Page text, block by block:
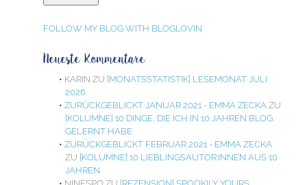
FOLLOW MY BLOG WITH BLOGLOVIN
Neueste Kommentare
KARIN ZU [MONATSSTATISTIK] LESEMONAT JULI
2026
ZURÜCKGEBLICKT JANUAR 2021 - EMMA ZECKA ZU
[KOLUMNE] 10 DINGE, DIE ICH IN 10 JAHREN BLOG
GELERNT HABE
ZURÜCKGEBLICKT FEBRUAR 2021 - EMMA ZECKA
ZU [KOLUMNE] 10 LIEBLINGSAUTOR:INNEN AUS 10
JAHREN